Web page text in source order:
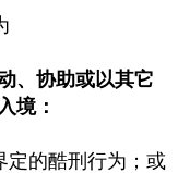
、协助或以其它
境：
定的酷刑行为；或